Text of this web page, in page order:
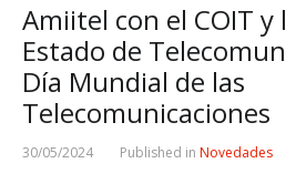
Amiitel con el COIT y
Estado de
Día Mundial de las
Telecomunicaciones
30/05/2024 Published in Novedades